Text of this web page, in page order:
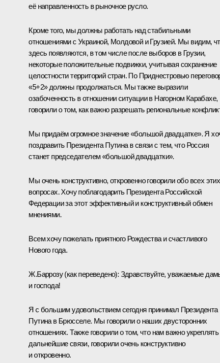
её направленность в рыночное русло.
Кроме того, мы должны работать над стабильными
отношениями с Украиной, Молдовой и Грузией. Мы видим,
здесь появляются, в том числе после выборов в Грузии,
некоторые положительные подвижки, учитывая сохранение
целостности территорий стран. По Приднестровью
«5+2» должны продолжаться. Мы также выразили
озабоченность в отношении ситуации в Нагорном Карабахе,
говорили о том, как важно разрешать региональные
Мы придаём огромное значение «большой двадцатке». Я
поздравить Президента Путина в связи с тем, что Россия
станет председателем «большой двадцатки».
Мы очень конструктивно, откровенно говорили обо всех этих
вопросах. Хочу поблагодарить Президента Российской
Федерации за этот эффективный и конструктивный обмен
мнениями.
Всем хочу пожелать приятного Рождества и счастливого
Нового года.
Ж.Баррозу (как переведено): Здравствуйте, уважаемые
и господа!
Я с большим удовольствием сегодня принимал Президента
Путина в Брюсселе. Мы говорили о наших двусторонних
отношениях. Также говорили о том, что нам важно укреплять
дальнейшие связи, говорили очень конструктивно
и откровенно.